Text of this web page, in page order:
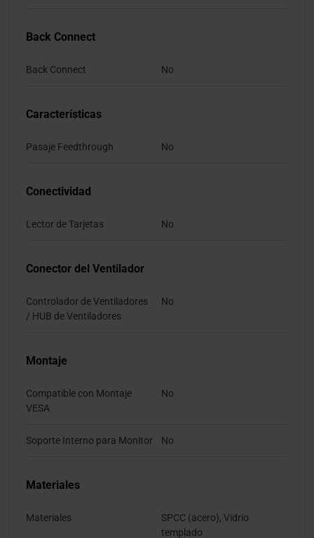
Back Connect
Back Connect No
Características
Pasaje Feedthrough No
Conectividad
Lector de Tarjetas No
Conector del Ventilador
Controlador de Ventiladores
/ HUB de Ventiladores
No
Montaje
Compatible con Montaje
VESA
No
Soporte Interno para Monitor No
Materiales
Materiales
SPCC (acero), Vidrio
templado